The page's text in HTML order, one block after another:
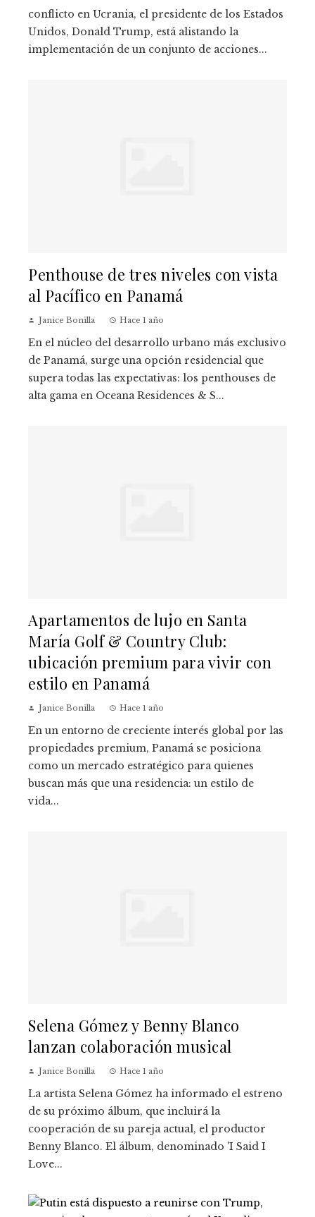
conflicto en Ucrania, el presidente de los Estados
Unidos, Donald Trump, está alistando la
implementación de un conjunto de acciones...
Penthouse de tres niveles con vista
al Pacífico en Panamá
Janice Bonilla Hace 1 año
En el núcleo del desarrollo urbano más exclusivo
de Panamá, surge una opción residencial que
supera todas las expectativas: los penthouses de
alta gama en Oceana Residences & S...
Apartamentos de lujo en Santa
María Golf & Country Club:
ubicación premium para vivir con
estilo en Panamá
Janice Bonilla Hace 1 año
En un entorno de creciente interés global por las
propiedades premium, Panamá se posiciona
como un mercado estratégico para quienes
buscan más que una residencia: un estilo de
vida...
Selena Gómez y Benny Blanco
lanzan colaboración musical
Janice Bonilla Hace 1 año
La artista Selena Gómez ha informado el estreno
de su próximo álbum, que incluirá la
cooperación de su pareja actual, el productor
Benny Blanco. El álbum, denominado 'I Said I
Love...